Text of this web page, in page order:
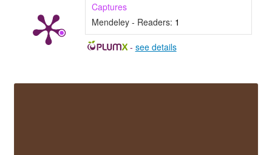
Captures
Mendeley - Readers: 1
- see details